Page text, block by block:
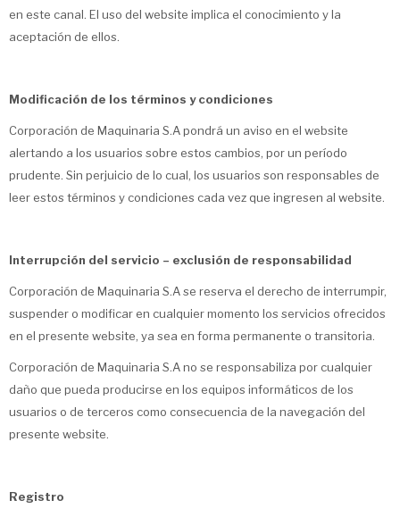
en este canal. El uso del website implica el conocimiento y la
aceptación de ellos.
Modificación de los términos y condiciones
Corporación de Maquinaria S.A pondrá un aviso en el website
alertando a los usuarios sobre estos cambios, por un período
prudente. Sin perjuicio de lo cual, los usuarios son responsables de
leer estos términos y condiciones cada vez que ingresen al website.
Interrupción del servicio – exclusión de responsabilidad
Corporación de Maquinaria S.A se reserva el derecho de interrumpir,
suspender o modificar en cualquier momento los servicios ofrecidos
en el presente website, ya sea en forma permanente o transitoria.
Corporación de Maquinaria S.A no se responsabiliza por cualquier
daño que pueda producirse en los equipos informáticos de los
usuarios o de terceros como consecuencia de la navegación del
presente website.
Registro